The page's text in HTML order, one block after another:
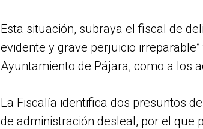
Esta situación, subraya el fiscal de
evidente y grave perjuicio
Ayuntamiento de Pájara, como a los
La Fiscalía identifica dos presuntos
de administración desleal, por el que